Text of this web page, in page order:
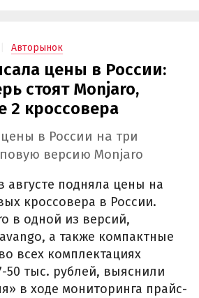
Авторынок
цены в России:
стоят Monjaro,
2 кроссовера
в России на три
версию Monjaro
августе подняла цены на
кроссовера в России.
в одной из версий,
а также компактные
всех комплектациях
50 тыс. рублей, выяснили
в ходе мониторинга прайс-